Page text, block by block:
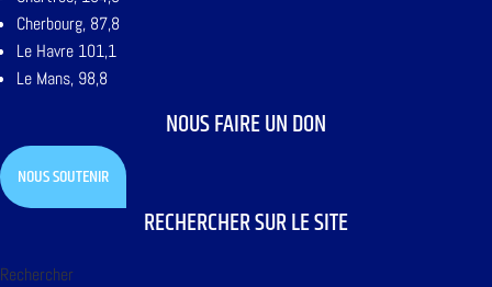
Cherbourg, 87,8
Le Havre 101,1
Le Mans, 98,8
NOUS FAIRE UN DON
NOUS SOUTENIR
RECHERCHER SUR LE SITE
Rechercher